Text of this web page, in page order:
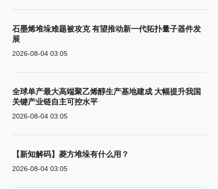
石墨烯堆垛难题被攻克 有望推动新一代拓扑量子器件发
展
2026-08-04 03:05
全球单产最大高端聚乙烯醇生产基地建成 大幅提升我国
关键产业链自主可控水平
2026-08-04 03:05
【新知解码】菱方堆垛有什么用？
2026-08-04 03:05